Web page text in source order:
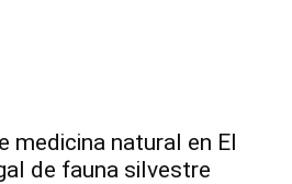
medicina natural en El
de fauna silvestre